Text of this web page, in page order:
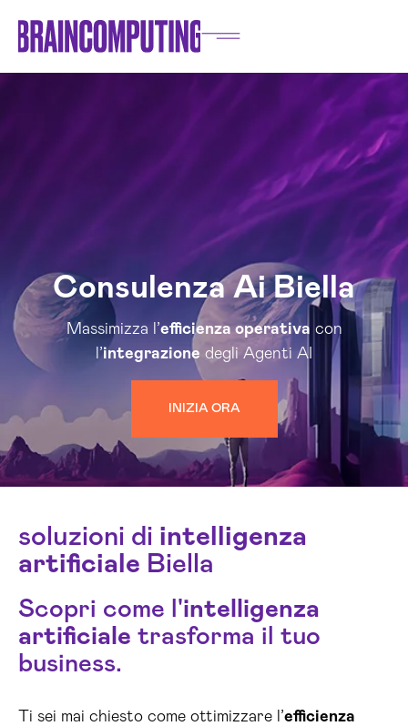
Consulenza Ai Biella
Massimizza l’efficienza operativa con
l’integrazione degli Agenti AI
INIZIA ORA
soluzioni di intelligenza
artificiale Biella
Scopri come l'intelligenza
artificiale trasforma il tuo
business.
Ti sei mai chiesto come ottimizzare l’efficienza